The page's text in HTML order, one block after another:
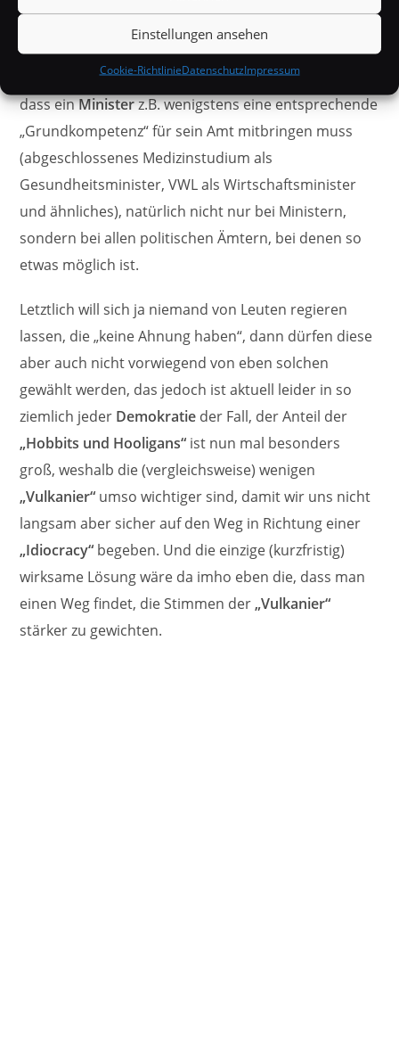
Einstellungen ansehen
Cookie-RichtlinieDatenschutzImpressum
Des weiteren wäre es natürlich durchaus richtig,
ähnlich wie bei einerEpistokratie, politische
Positionen zumindestan Kompetenz zu binden
dass einMinisterz.B. wenigstens eine entsprechende
„Grundkompetenz“ für sein Amt mitbringen muss
(abgeschlossenes Medizinstudium als
Gesundheitsminister, VWL als Wirtschaftsminister
und ähnliches), natürlich nicht nur bei Ministern,
sondern bei allen politischen Ämtern, bei denen so
etwas möglich ist.
Letztlich will sich ja niemand von Leuten regieren
lassen, die „keine Ahnung haben“, dann dürfen diese
aber auch nicht vorwiegend von eben solchen
gewählt werden, das jedoch ist aktuell leider in so
ziemlich jeder Demokratie der Fall, der Anteil der
„Hobbits und Hooligans“ ist nun mal besonders
groß, weshalb die (vergleichsweise) wenigen
„Vulkanier“ umso wichtiger sind, damit wir uns nicht
langsam aber sicher auf den Weg in Richtung einer
„Idiocracy“ begeben. Und die einzige (kurzfristig)
wirksame Lösung wäre da imho eben die, dass man
einen Weg findet, die Stimmen der„Vulkanier“
stärker zu gewichten.